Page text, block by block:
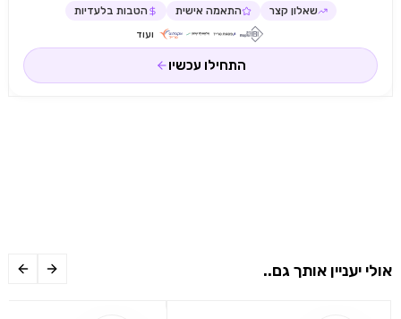
שאלון קצר התאמה אישית הטבות בלעדיות
ועוד
התחילו עכשיו
אולי יעניין אותך גם..